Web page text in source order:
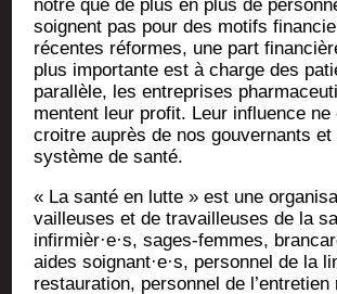
nôtre que de plus en plus de
soignent pas pour des motifs
récentes réformes, une part
plus impor­tante est à charge des
paral­lèle, les entre­prises
mentent leur pro­fit. Leur influence ne
croitre auprès de nos gou­ver­nants
sys­tème de santé.
« La san­té en lutte » est une
vailleuses et de tra­vailleuses de la
infirmièr·e·s, sages-femmes,
aides soignant·e·s, per­son­nel de la
res­tau­ra­tion, per­son­nel de l’entretien